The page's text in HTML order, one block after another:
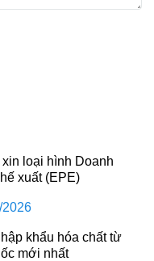
xin loại hình Doanh
xuất (EPE)
2026
khẩu hóa chất từ
mới nhất